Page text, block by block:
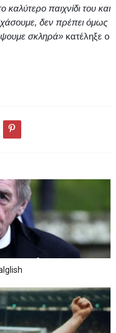
καλύτερο παιχνίδι του και
χάσουμε, δεν πρέπει όμως
σκληρά»κατέληξε ο